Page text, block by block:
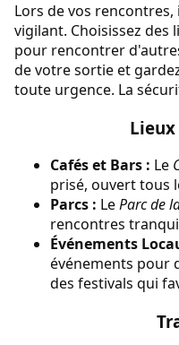
Lors de vos
vigilant. Choisissez des
pour rencontrer
de votre sortie et
toute urgence. La
Cafés et Bars : Le
prisé, ouvert tous
Parcs : LeParc de
rencontres
Événements
événements pour
des festivals qui